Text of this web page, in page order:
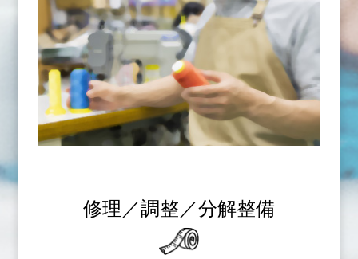
修理／調整／分解整備